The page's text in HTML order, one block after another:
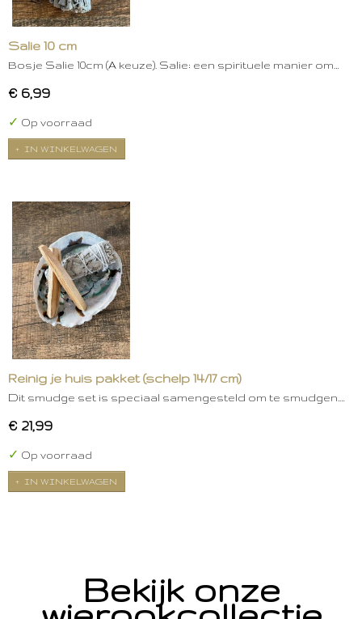
Salie 10 cm
Bosje Salie 10cm (A keuze). Salie: een spirituele manier om…
€ 6,99
✓ Op voorraad
IN WINKELWAGEN
Reinig je huis pakket (schelp 14/17 cm)
Dit smudge set is speciaal samengesteld om te smudgen.…
€ 21,99
✓ Op voorraad
IN WINKELWAGEN
Bekijk onze